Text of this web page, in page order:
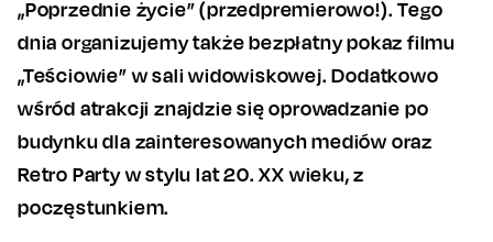
„Poprzednie życie” (przedpremierowo!). Tego
dnia organizujemy także bezpłatny pokaz filmu
„Teściowie” w sali widowiskowej. Dodatkowo
wśród atrakcji znajdzie się oprowadzanie po
budynku dla zainteresowanych mediów oraz
Retro Party w stylu lat 20. XX wieku, z
poczęstunkiem.